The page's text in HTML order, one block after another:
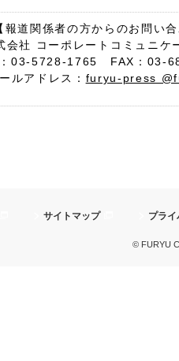
報道関係者の方からのお問い
会社 コーポレートコミュニケ
03-5728-1765 FAX：03-
ルアドレス： furyu-press
サイトマップ プラ
© FURYU